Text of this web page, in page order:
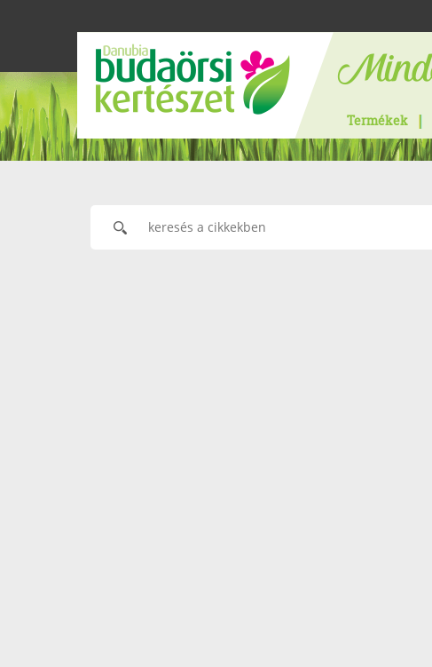
Termékek